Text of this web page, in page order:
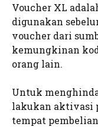
Voucher XL
digunakan
voucher dari
kemungkinan
orang lain.
Untuk
lakukan aktivasi
tempat